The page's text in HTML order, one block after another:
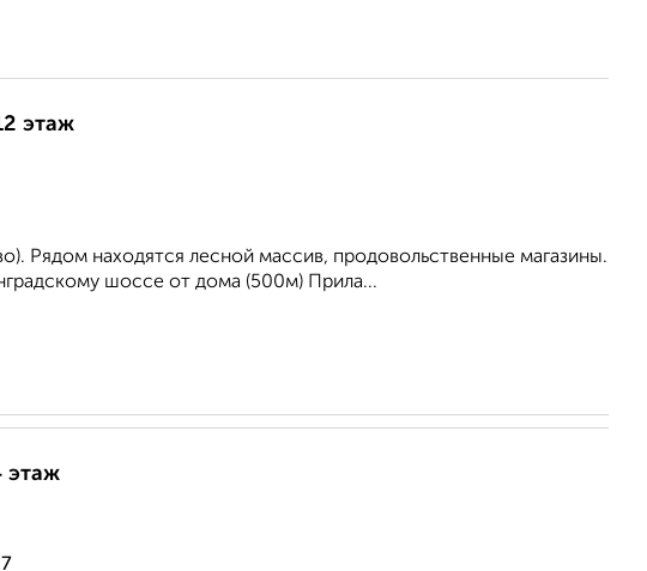
этаж
Рядом находятся лесной массив, продовольственные магазины.
шоссе от дома (500м) Прила...
этаж